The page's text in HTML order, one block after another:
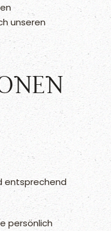
unseren
entsprechend
persönlich